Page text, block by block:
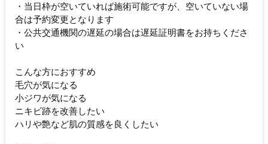
・当日枠が空いていれば施術可能ですが、空いていない場
合は予約変更となります
・公共交通機関の遅延の場合は遅延証明書をお持ちくださ
い
こんな方におすすめ
毛穴が気になる
小ジワが気になる
ニキビ跡を改善したい
ハリや艶など肌の質感を良くしたい